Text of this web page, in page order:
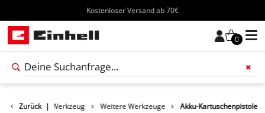
Kostenloser Versand ab 70€
0
Zurück |
Produkte Werkzeug Weitere Werkzeuge Akku-Kartuschenpistole